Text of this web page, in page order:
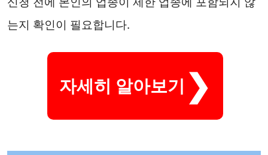
는지 확인이 필요합니다.
자세히 알아보기